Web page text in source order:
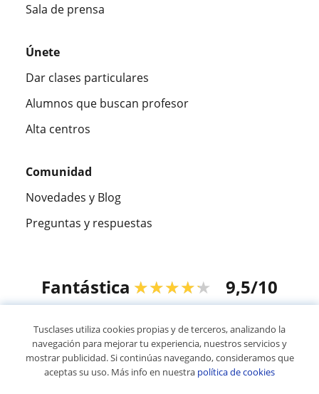
Sala de prensa
Únete
Dar clases particulares
Alumnos que buscan profesor
Alta centros
Comunidad
Novedades y Blog
Preguntas y respuestas
Fantástica ★★★★★ 9,5/10
© 2007 - 2026 Tusclases.co
Tusclases utiliza cookies propias y de terceros, analizando la
navegación para mejorar tu experiencia, nuestros servicios y
mostrar publicidad. Si continúas navegando, consideramos que
aceptas su uso. Más info en nuestra política de cookies